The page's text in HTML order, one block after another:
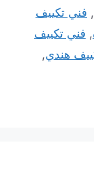
, فني تكييف
, فني تكييف
هندي,